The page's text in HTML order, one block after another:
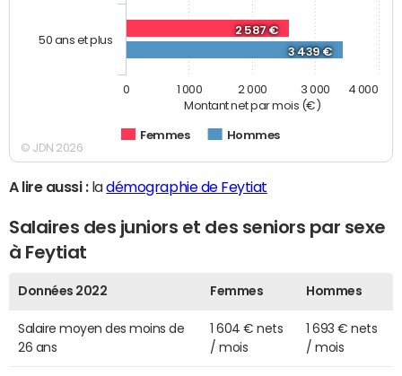
Montant net par mois (€)
2 587 €
3 439 €
Femmes Hommes
50 ans et plus
0 1 000 2 000 3 000 4 000
© JDN 2026
A lire aussi :ladémographie de Feytiat
Salaires des juniors et des seniors par sexe
à Feytiat
Données 2022 Femmes Hommes
Salaire moyen des moins de
26 ans
1 604 € nets
/ mois
1 693 € nets
/ mois